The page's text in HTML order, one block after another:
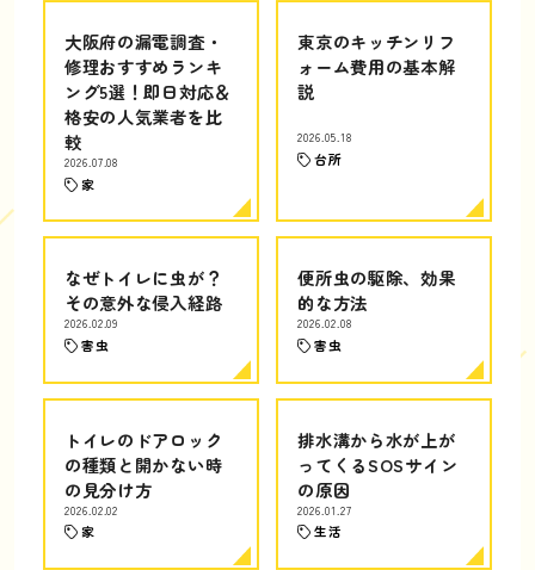
大阪府の漏電調査・
修理おすすめランキ
ング5選！即日対応＆
格安の人気業者を比
較
2026.07.08
家
東京のキッチンリフ
ォーム費用の基本解
説
2026.05.18
台所
なぜトイレに虫が？
その意外な侵入経路
2026.02.09
害虫
便所虫の駆除、効果
的な方法
2026.02.08
害虫
トイレのドアロック
の種類と開かない時
の見分け方
2026.02.02
家
排水溝から水が上が
ってくるSOSサイン
の原因
2026.01.27
生活